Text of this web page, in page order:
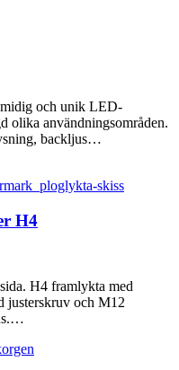
och unik LED-
olika användningsområden.
backljus…
H4
H4 framlykta med
justerskruv och M12